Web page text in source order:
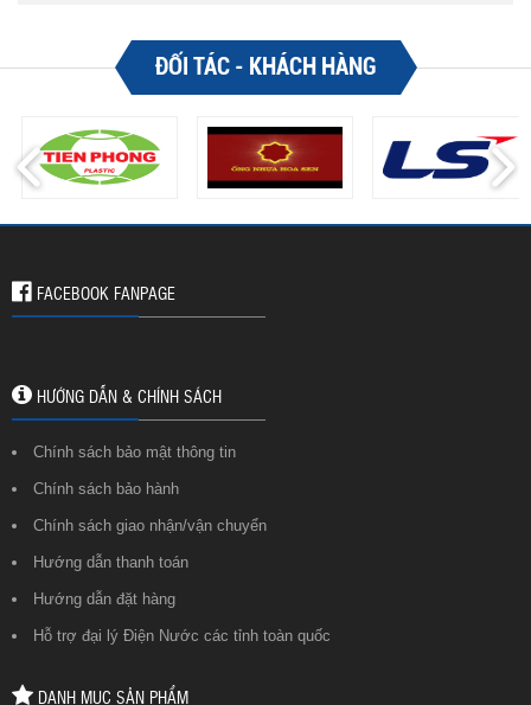
ĐỐI TÁC - KHÁCH HÀNG
FACEBOOK FANPAGE
HƯỚNG DẪN & CHÍNH SÁCH
Chính sách bảo mật thông tin
Chính sách bảo hành
Chính sách giao nhận/vận chuyển
Hướng dẫn thanh toán
Hướng dẫn đặt hàng
Hỗ trợ đại lý Điện Nước các tỉnh toàn quốc
DANH MỤC SẢN PHẨM